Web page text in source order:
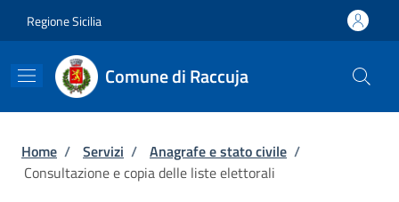
Regione Sicilia
Comune di Raccuja
Briciole di pane
Home / Servizi / Anagrafe e stato civile /
Consultazione e copia delle liste elettorali